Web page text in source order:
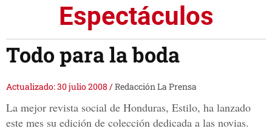
Espectáculos
Todo para la boda
Actualizado: 30 julio 2008 /Redacción La Prensa
La mejor revista social de Honduras, Estilo, ha lanzado
este mes su edición de colección dedicada a las novias.